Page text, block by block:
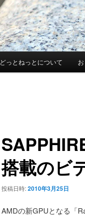
っとねっとについて
搭載のビ
投稿日時:2010年3月25日
AMDの新GPUとなる「